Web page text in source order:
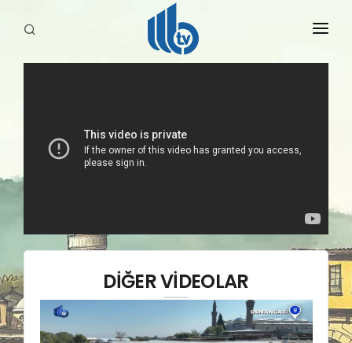
YAYINLARIMIZ
DİĞER VİDEOLAR